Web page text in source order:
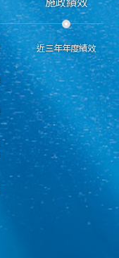
近三年年度績效